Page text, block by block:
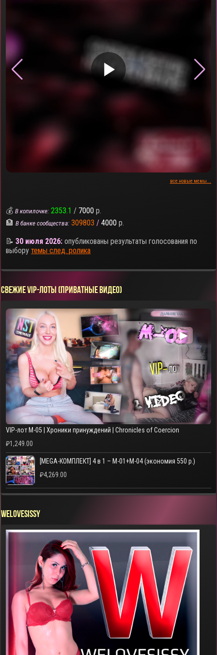
▶
все новые мемы...
💰В копилочке: 2353.1 / 7000 р.
🏦В банке сообщества: 309803 / 4000 р.
📝30 июля 2026: опубликованы результаты голосования по
выборутемы след. ролика
СВЕЖИЕ VIP-ЛОТЫ (ПРИВАТНЫЕ ВИДЕО)
▶
VIP-лот M-05 | Хроники принуждений | Chronicles of Coercion
₽1,249.00
[MEGA-КОМПЛЕКТ] 4 в 1 – M-01+M-04 (экономия 550 р.)
₽4,269.00
WELOVESISSY